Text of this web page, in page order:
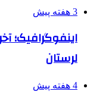
3 هفته پیش
اینفوگرافیک؛
لرستان
4 هفته پیش